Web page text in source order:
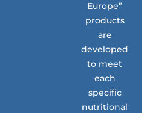
Europe”
products
are
developed
to meet
each
specific
nutritional